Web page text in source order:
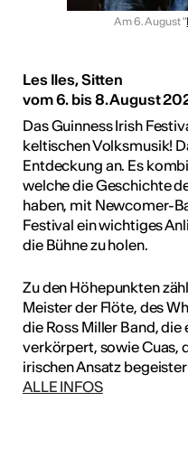
Am 6. August "
Les Iles, Sitten
vom 6. bis 8. August
Das Guinness Irish
keltischen Volksmusik!
Entdeckung an. Es
welche die Geschichte
haben, mit Newcomer-
Festival ein wichtiges
die Bühne zu holen.
Zu den Höhepunkten
Meister der Flöte, des
die Ross Miller Band,
verkörpert, sowie Cuas,
irischen Ansatz
ALLE INFOS